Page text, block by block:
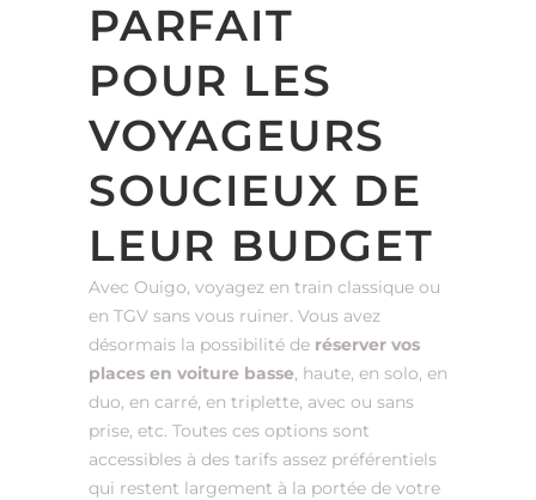
PARFAIT
POUR LES
VOYAGEURS
SOUCIEUX DE
LEUR BUDGET
Avec Ouigo, voyagez en train classique ou
en TGV sans vous ruiner. Vous avez
désormais la possibilité de réserver vos
places en voiture basse, haute, en solo, en
duo, en carré, en triplette, avec ou sans
prise, etc. Toutes ces options sont
accessibles à des tarifs assez préférentiels
qui restent largement à la portée de votre